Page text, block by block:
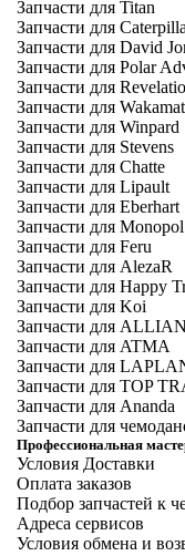
Запчасти для Titan
Запчасти для
Запчасти для David
Запчасти для Polar
Запчасти для
Запчасти для
Запчасти для Winpard
Запчасти для Stevens
Запчасти для Chatte
Запчасти для Lipault
Запчасти для Eberhart
Запчасти для Monopol
Запчасти для Feru
Запчасти для AlezaR
Запчасти для Happy
Запчасти для Koi
Запчасти для
Запчасти для ATMA
Запчасти для
Запчасти для TOP
Запчасти для Ananda
Запчасти для
Профессиональная
Условия Доставки
Оплата заказов
Подбор запчастей к
Адреса сервисов
Условия обмена и